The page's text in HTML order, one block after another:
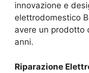
innovazione e
elettrodomestico
avere un prodotto
anni.
Riparazione